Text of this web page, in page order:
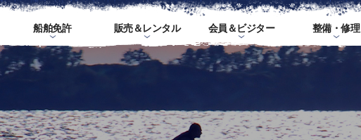
船舶免許 販売＆レンタル 会員＆ビジター 整備・修理